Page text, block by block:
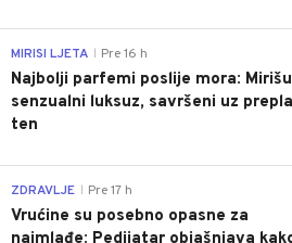
MIRISI LJETA Pre 16 h
Najbolji parfemi poslije mora:
senzualni luksuz, savršeni uz
ten
ZDRAVLJE Pre 17 h
Vrućine su posebno opasne za